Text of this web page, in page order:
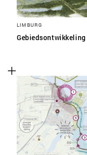
LIMBURG